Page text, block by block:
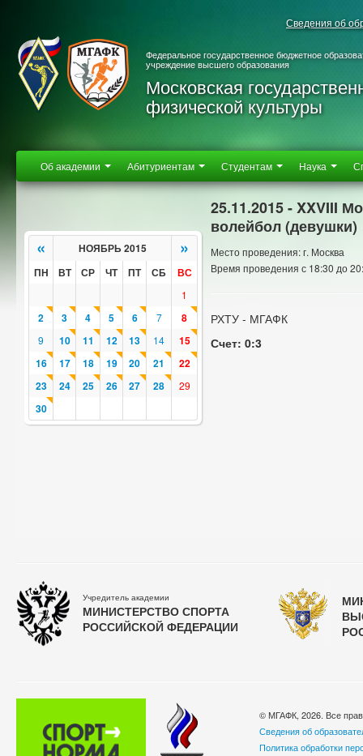
Сведения об
Федеральное государственное бюджетное
учреждение высшего образования
Московская
физической культуры
Об академии Абитуриентам Студентам Наука
« НОЯБРЬ 2015 »
ПН ВТ СР ЧТ ПТ СБ ВС
1
2 3 4 5 6 7 8
9 10 11 12 13 14
15
16
17 18 19 20 21
22
23
24 25 26 27 28 29
30
25.11.2015 - XXVIII
волейбол (девушки)
Место проведения: г. Москва
Время проведения с 18:30 до
РХТУ - МГАФК
Счет: 0:3
Учредитель академии
МИНИСТЕРСТВО СПОРТА
РОССИЙСКОЙ ФЕДЕРАЦИИ
© МГАФК, 2026. Все
Сведения об
Политика обработки